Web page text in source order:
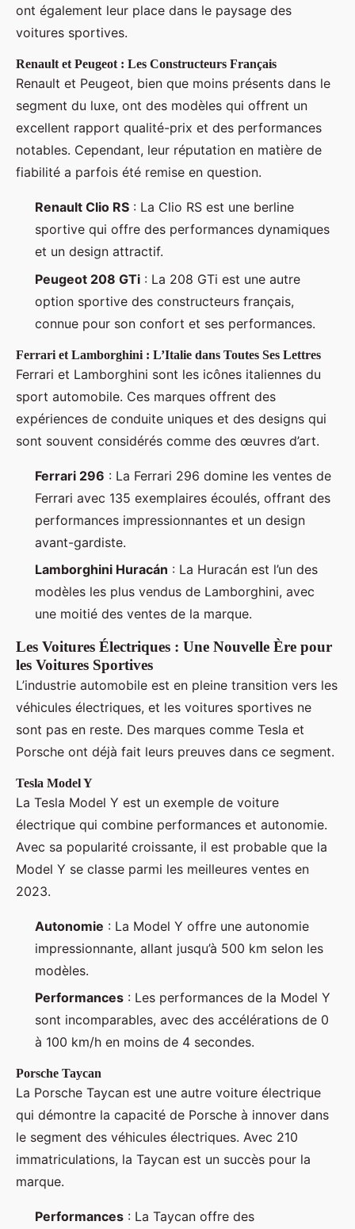
ont également leur place dans le paysage des
voitures sportives.
Renault et Peugeot : Les Constructeurs Français
Renault et Peugeot, bien que moins présents dans le
segment du luxe, ont des modèles qui offrent un
excellent rapport qualité-prix et des performances
notables. Cependant, leur réputation en matière de
fiabilité a parfois été remise en question.
Renault Clio RS : La Clio RS est une berline
sportive qui offre des performances dynamiques
et un design attractif.
Peugeot 208 GTi : La 208 GTi est une autre
option sportive des constructeurs français,
connue pour son confort et ses performances.
Ferrari et Lamborghini : L’Italie dans Toutes Ses Lettres
Ferrari et Lamborghini sont les icônes italiennes du
sport automobile. Ces marques offrent des
expériences de conduite uniques et des designs qui
sont souvent considérés comme des œuvres d’art.
Ferrari 296 : La Ferrari 296 domine les ventes de
Ferrari avec 135 exemplaires écoulés, offrant des
performances impressionnantes et un design
avant-gardiste.
Lamborghini Huracán : La Huracán est l’un des
modèles les plus vendus de Lamborghini, avec
une moitié des ventes de la marque.
Les Voitures Électriques : Une Nouvelle Ère pour
les Voitures Sportives
L’industrie automobile est en pleine transition vers les
véhicules électriques, et les voitures sportives ne
sont pas en reste. Des marques comme Tesla et
Porsche ont déjà fait leurs preuves dans ce segment.
Tesla Model Y
La Tesla Model Y est un exemple de voiture
électrique qui combine performances et autonomie.
Avec sa popularité croissante, il est probable que la
Model Y se classe parmi les meilleures ventes en
2023.
Autonomie : La Model Y offre une autonomie
impressionnante, allant jusqu’à 500 km selon les
modèles.
Performances : Les performances de la Model Y
sont incomparables, avec des accélérations de 0
à 100 km/h en moins de 4 secondes.
Porsche Taycan
La Porsche Taycan est une autre voiture électrique
qui démontre la capacité de Porsche à innover dans
le segment des véhicules électriques. Avec 210
immatriculations, la Taycan est un succès pour la
marque.
Performances : La Taycan offre des